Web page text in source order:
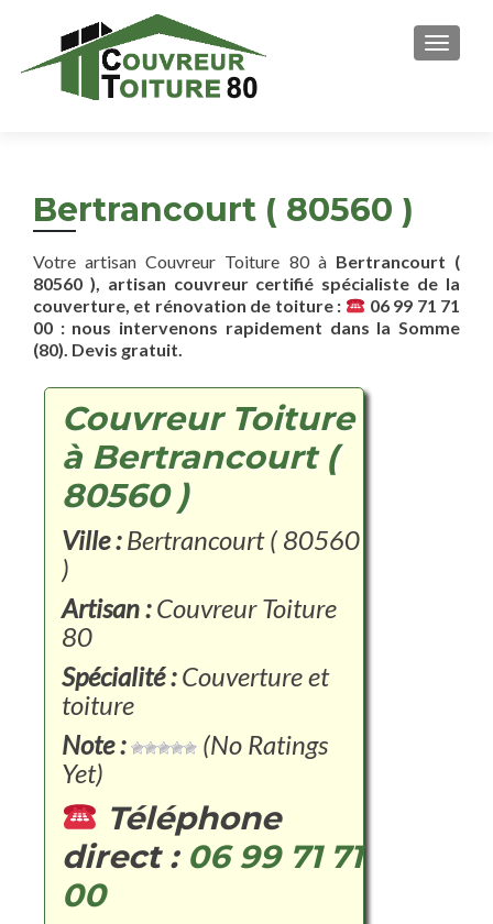
Bertrancourt ( 80560 )
Votre artisan Couvreur Toiture 80 à Bertrancourt (
80560 ), artisan couvreur certifié spécialiste de la
couverture, et rénovation de toiture :
06 99 71 71
00 : nous intervenons rapidement dans la Somme
(80). Devis gratuit.
Couvreur Toiture
à Bertrancourt (
80560 )
Ville :Bertrancourt ( 80560
)
Artisan :Couvreur Toiture
80
Spécialité :Couverture et
toiture
Note :
(No Ratings
Yet)
Téléphone
direct : 06 99 71 71
00